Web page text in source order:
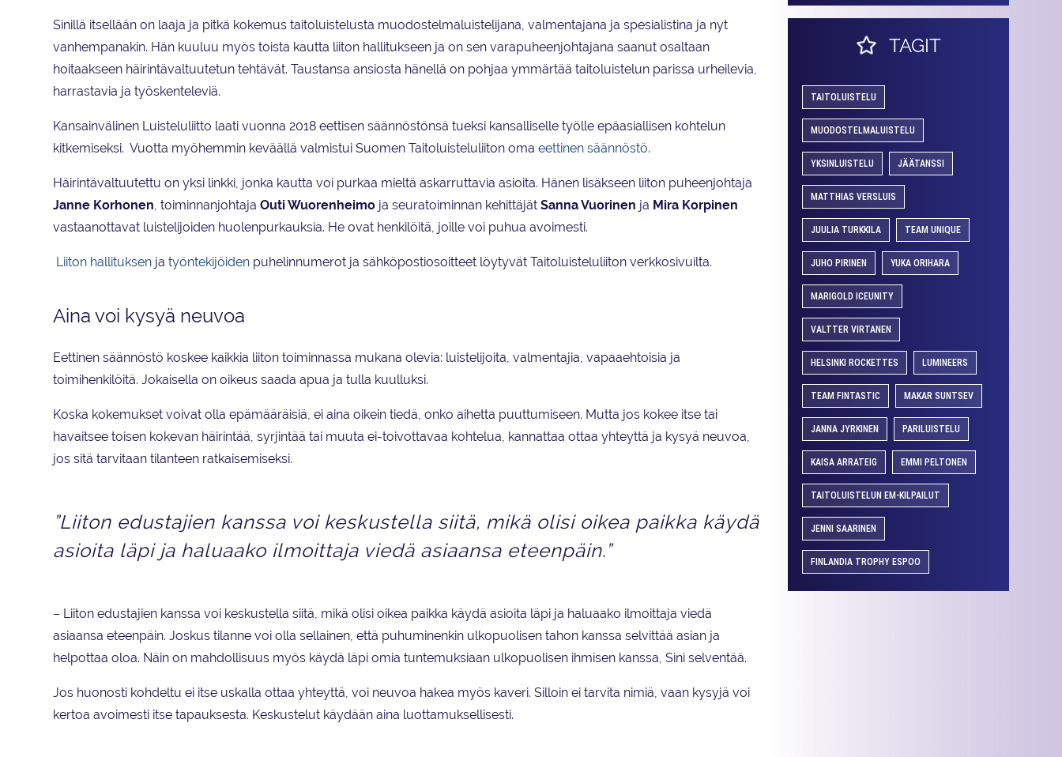
Sinillä itsellään on laaja ja pitkä kokemus taitoluistelusta muodostelmaluistelijana, valmentajana ja spesialistina ja nyt
vanhempanakin. Hän kuuluu myös toista kautta liiton hallitukseen ja on sen varapuheenjohtajana saanut osaltaan
hoitaakseen häirintävaltuutetun tehtävät. Taustansa ansiosta hänellä on pohjaa ymmärtää taitoluistelun parissa urheilevia,
harrastavia ja työskenteleviä.
Kansainvälinen Luisteluliitto laati vuonna 2018 eettisen säännöstönsä tueksi kansalliselle työlle epäasiallisen kohtelun
kitkemiseksi. Vuotta myöhemmin keväällä valmistui Suomen Taitoluisteluliiton oma eettinen säännöstö.
Häirintävaltuutettu on yksi linkki, jonka kautta voi purkaa mieltä askarruttavia asioita. Hänen lisäkseen liiton puheenjohtaja
Janne Korhonen, toiminnanjohtaja Outi Wuorenheimo ja seuratoiminnan kehittäjät Sanna Vuorinen ja Mira Korpinen
vastaanottavat luistelijoiden huolenpurkauksia. He ovat henkilöitä, joille voi puhua avoimesti.
Liiton hallituksen ja työntekijöiden puhelinnumerot ja sähköpostiosoitteet löytyvät Taitoluisteluliiton verkkosivuilta.
Aina voi kysyä neuvoa
Eettinen säännöstö koskee kaikkia liiton toiminnassa mukana olevia: luistelijoita, valmentajia, vapaaehtoisia ja
toimihenkilöitä. Jokaisella on oikeus saada apua ja tulla kuulluksi.
Koska kokemukset voivat olla epämääräisiä, ei aina oikein tiedä, onko aihetta puuttumiseen. Mutta jos kokee itse tai
havaitsee toisen kokevan häirintää, syrjintää tai muuta ei-toivottavaa kohtelua, kannattaa ottaa yhteyttä ja kysyä neuvoa,
jos sitä tarvitaan tilanteen ratkaisemiseksi.
”Liiton edustajien kanssa voi keskustella siitä, mikä olisi oikea paikka käydä
asioita läpi ja haluaako ilmoittaja viedä asiaansa eteenpäin.”
– Liiton edustajien kanssa voi keskustella siitä, mikä olisi oikea paikka käydä asioita läpi ja haluaako ilmoittaja viedä
asiaansa eteenpäin. Joskus tilanne voi olla sellainen, että puhuminenkin ulkopuolisen tahon kanssa selvittää asian ja
helpottaa oloa. Näin on mahdollisuus myös käydä läpi omia tuntemuksiaan ulkopuolisen ihmisen kanssa, Sini selventää.
Jos huonosti kohdeltu ei itse uskalla ottaa yhteyttä, voi neuvoa hakea myös kaveri. Silloin ei tarvita nimiä, vaan kysyjä voi
kertoa avoimesti itse tapauksesta. Keskustelut käydään aina luottamuksellisesti.
TAGIT
TAITOLUISTELU
MUODOSTELMALUISTELU
YKSINLUISTELU JÄÄTANSSI
MATTHIAS VERSLUIS
JUULIA TURKKILA TEAM UNIQUE
JUHO PIRINEN YUKA ORIHARA
MARIGOLD ICEUNITY
VALTTER VIRTANEN
HELSINKI ROCKETTES LUMINEERS
TEAM FINTASTIC MAKAR SUNTSEV
JANNA JYRKINEN PARILUISTELU
KAISA ARRATEIG EMMI PELTONEN
TAITOLUISTELUN EM-KILPAILUT
JENNI SAARINEN
FINLANDIA TROPHY ESPOO